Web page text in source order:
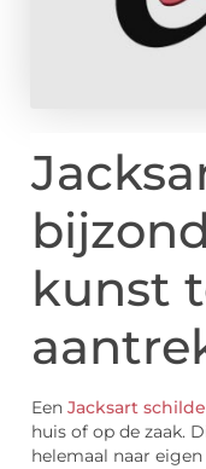
kunst
Een Jacksart
huis of op de zaak.
helemaal naar